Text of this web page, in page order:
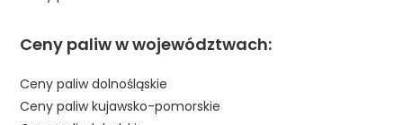
Ceny paliw w województwach:
Ceny paliw dolnośląskie
Ceny paliw kujawsko-pomorskie